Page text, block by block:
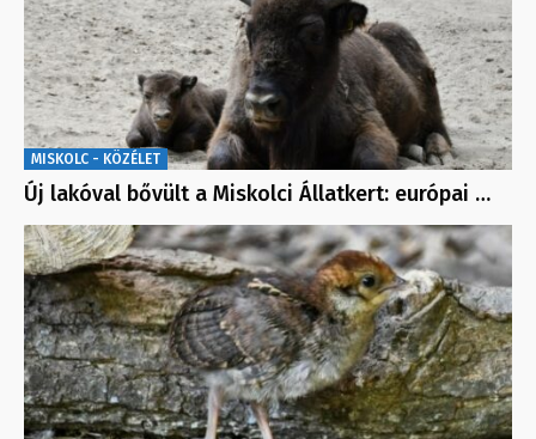
MISKOLC - KÖZÉLET
Új lakóval bővült a Miskolci Állatkert: európai …